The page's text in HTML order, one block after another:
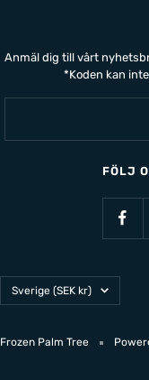
Anmäl dig till vårt
*Koden kan
FÖLJ
Land/Region
Sverige (SEK kr)
Frozen Palm Tree